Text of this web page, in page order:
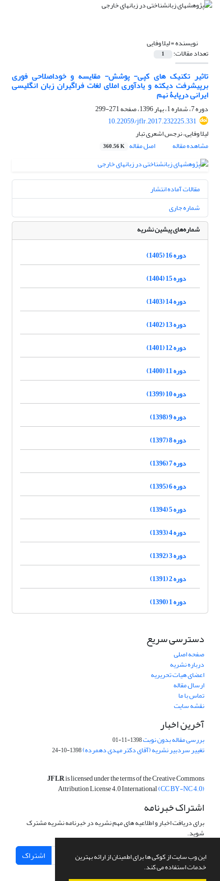
این وب سایت از کوکی ها برای اطمینان از ارائه بهترین
خدمات استفاده می کند.
نویسنده =لیلا وفایی
تعداد مقالات: 1
تاثیر تکنیک های کپی- پوشش- مقایسه و خوداصلاحی فوری
برپیشرفت دیکته و یادآوری املای لغات فراگیران زبان انگلیسی
ایرانی درپایۀ نهم
دوره 7، شماره 1، بهار 1396، صفحه
271-299
10.22059/jflr.2017.232225.331
لیلا وفایی، نرجس اشعری تبار
مشاهده مقاله
اصل مقاله 360.56 K
مقالات آماده انتشار
شماره جاری
شماره‌های پیشین نشریه
دوره 16 (1405)
دوره 15 (1404)
دوره 14 (1403)
دوره 13 (1402)
دوره 12 (1401)
دوره 11 (1400)
دوره 10 (1399)
دوره 9 (1398)
دوره 8 (1397)
دوره 7 (1396)
دوره 6 (1395)
دوره 5 (1394)
دوره 4 (1393)
دوره 3 (1392)
دوره 2 (1391)
دوره 1 (1390)
دسترسی سریع
صفحه اصلی
درباره نشریه
اعضای هیات تحریریه
ارسال مقاله
تماس با ما
نقشه سایت
آخرین اخبار
بررسی مقاله بدون نوبت1398-11-01
تغییر سردبیر نشریه (آقای دکتر مهدی دهمرده)1398-10-24
JFLRis licensed under the terms of the Creative Commons
Attribution License 4.0 International(CC BY-NC 4.0)
اشتراک خبرنامه
برای دریافت اخبار و اطلاعیه های مهم نشریه در خبرنامه نشریه مشترک
شوید.
اشتراک